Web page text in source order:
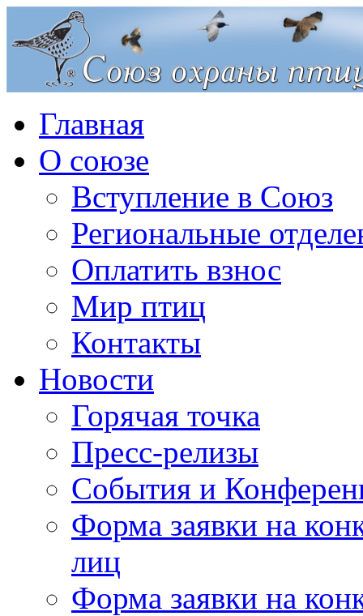
Главная
О союзе
Вступление в Союз
Региональные
Оплатить взнос
Мир птиц
Контакты
Новости
Горячая точка
Пресс-релизы
События и
Форма заявки на
лиц
Форма заявки на